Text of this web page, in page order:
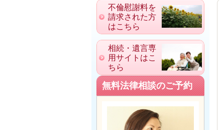
不倫慰謝料を
請求された方
はこちら
相続・遺言専
用サイトはこ
ちら
無料法律相談のご予約